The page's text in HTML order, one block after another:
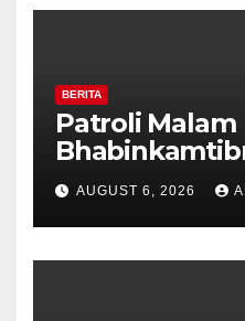
BERITA
Patroli Malam
Pilar
Perkuat
Diajak
AUGUST 6, 2026